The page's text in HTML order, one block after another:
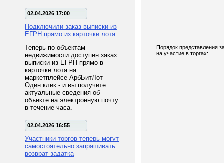
02.04.2026 17:00
Подключили заказ выписки из
ЕГРН прямо из карточки лота
Теперь по объектам
недвижимости доступен заказ
выписки из ЕГРН прямо в
карточке лота на
маркетплейсе АрбБитЛот
Один клик - и вы получите
актуальные сведения об
объекте на электронную почту
в течение часа.
02.04.2026 16:55
Участники торгов теперь могут
самостоятельно запрашивать
возврат задатка
Порядок представления
на участие в торгах: